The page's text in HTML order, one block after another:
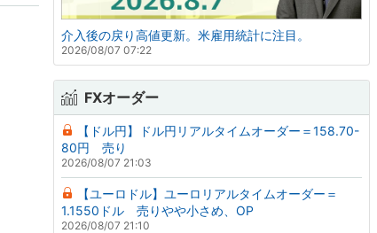
介入後の戻り高値更新。米雇用統計に注目。
2026/08/07 07:22
FXオーダー
【ドル円】ドル円リアルタイムオーダー＝158.70-
80円 売り
2026/08/07 21:03
【ユーロドル】ユーロリアルタイムオーダー＝
1.1550ドル 売りやや小さめ、OP
2026/08/07 21:10